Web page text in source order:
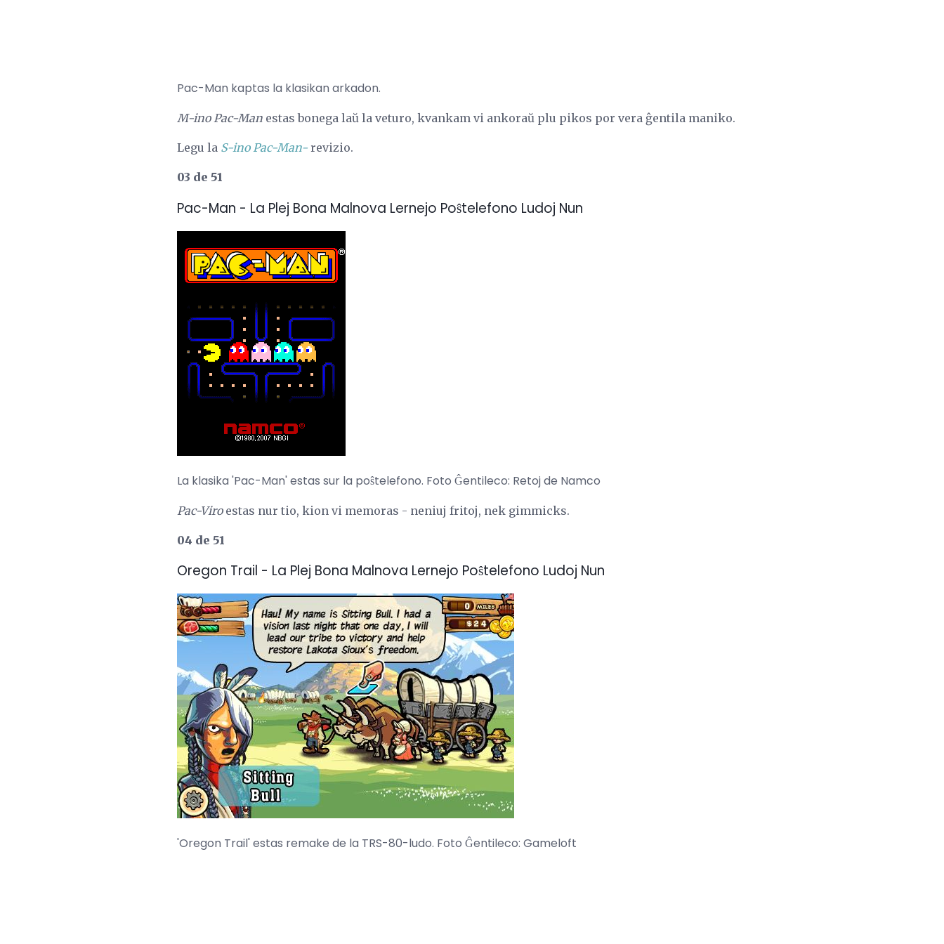
Pac-Man kaptas la klasikan arkadon.
M-ino Pac-Man estas bonega laŭ la veturo, kvankam vi ankoraŭ plu pikos por vera ĝentila maniko.
Legu la S-ino Pac-Man- revizio.
03 de 51
Pac-Man - La Plej Bona Malnova Lernejo Poŝtelefono Ludoj Nun
La klasika 'Pac-Man' estas sur la poŝtelefono. Foto Ĝentileco: Retoj de Namco
Pac-Viroestas nur tio, kion vi memoras - neniuj fritoj, nek gimmicks.
04 de 51
Oregon Trail - La Plej Bona Malnova Lernejo Poŝtelefono Ludoj Nun
'Oregon Trail' estas remake de la TRS-80-ludo. Foto Ĝentileco: Gameloft